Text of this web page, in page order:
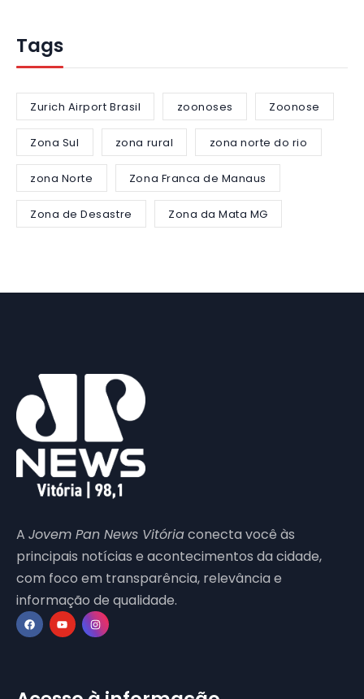
Tags
Zurich Airport Brasil zoonoses Zoonose
Zona Sul zona rural zona norte do rio
zona Norte Zona Franca de Manaus
Zona de Desastre Zona da Mata MG
A Jovem Pan News Vitóriaconecta você às
principais notícias e acontecimentos da cidade,
com foco em transparência, relevância e
informação de qualidade.